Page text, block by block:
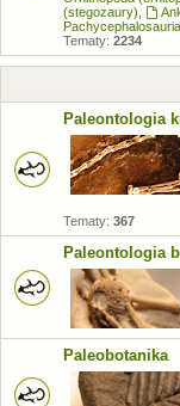
(stegozaury)
Tematy: 2234
Paleontologia
Tematy: 367
Paleontologia
Paleobotanika